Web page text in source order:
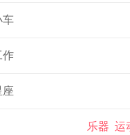
车
作
座
乐器 运